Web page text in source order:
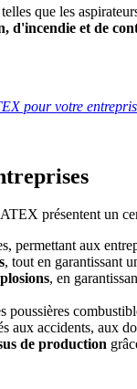
que les
d'incendie et de
pour votre
présentent un
permettant aux
, tout en garantissant
, en
poussières
aux accidents, aux
de production